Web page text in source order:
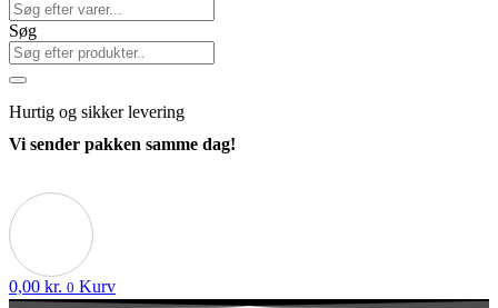
Søg
Hurtig og sikker levering
Vi sender pakken samme dag!
0,00 kr. 0 Kurv